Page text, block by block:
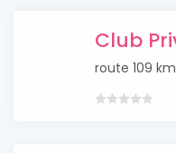
Club
route 109 km